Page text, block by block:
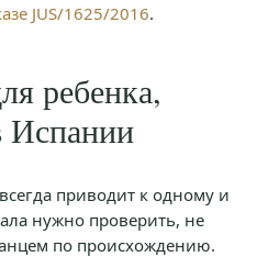
JUS/1625/2016.
ребенка,
Испании
приводит к одному и
нужно проверить, не
по происхождению.